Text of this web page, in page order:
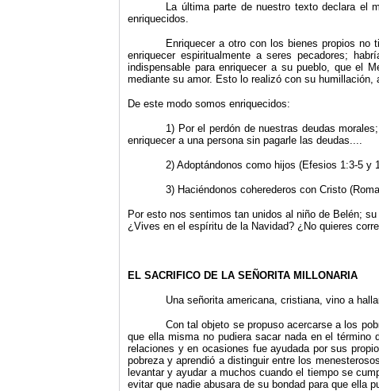
La última parte de nuestro texto declara el
enriquecidos.
Enriquecer a otro con los bienes propios no
enrique­cer espiritualmente a seres pecadores;
indispensable para enriquecer a su pueblo, que el
mediante su amor. Esto lo realizó con su
De este modo somos enriquecidos:
1) Por el perdón de nuestras deudas
enriquecer a una persona sin pagarle las deudas....
2) Adoptándonos como hijos (Efesios 1:3-5 y
3) Haciéndonos coherederos con Cristo
Por esto nos sentimos tan unidos al niño de Belén;
¿Vives en el espíritu de la Navidad? ¿No quieres
EL SACRIFICO DE LA SEÑORITA MILLONARIA
Una señorita americana, cristiana, vino a
Con tal objeto se propuso acercarse a los
que ella misma no pudiera sacar nada en el
relaciones y en ocasiones fue ayudada por sus
pobreza y aprendió a distinguir entre los
levantar y ayudar a muchos cuando el tiempo se
evitar que nadie abusara de su bondad para que ella